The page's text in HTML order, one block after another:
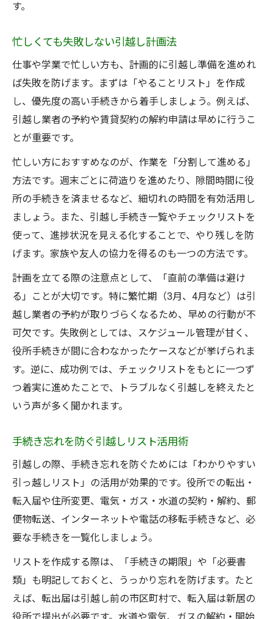
す。
忙しくても失敗しない引越し計画法
仕事や学業で忙しい方も、計画的に引越し準備を進めれ
ば失敗を防げます。まずは「やることリスト」を作成
し、優先度の高い手続きから着手しましょう。例えば、
引越し業者の予約や賃貸契約の解約申請は早めに行うこ
とが重要です。
忙しい方におすすめなのが、作業を「分割して進める」
方法です。週末ごとに荷造りを進めたり、隙間時間に役
所の手続きを済ませるなど、細切れの時間を有効活用し
ましょう。また、引越し手続き一覧やチェックリストを
使って、進捗状況を見える化することで、やり残しを防
げます。家族や友人の協力を得るのも一つの方法です。
計画を立てる際の注意点として、「直前の準備は避け
る」ことが大切です。特に繁忙期（3月、4月など）は引
越し業者の予約が取りづらくなるため、早めの行動が不
可欠です。失敗例としては、スケジュール管理が甘く、
役所手続きが間に合わなかったケースなどが挙げられま
す。逆に、成功例では、チェックリストをもとに一つず
つ着実に進めたことで、トラブルなく引越しを終えたと
いう声が多く聞かれます。
手続き忘れを防ぐ引越しリスト活用術
引越しの際、手続き忘れを防ぐためには「わかりやすい
引っ越しリスト」の活用が効果的です。役所での転出・
転入届や住所変更、電気・ガス・水道の契約・解約、郵
便物転送、インターネットや電話の移転手続きなど、必
要な手続きを一覧化しましょう。
リストを作成する際は、「手続きの期限」や「必要書
類」も明記しておくと、うっかり忘れを防げます。たと
えば、転出届は引越し前の市区町村で、転入届は新居の